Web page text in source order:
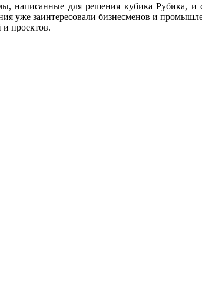
написанные для решения кубика Рубика,
уже заинтересовали бизнесменов и
проектов.